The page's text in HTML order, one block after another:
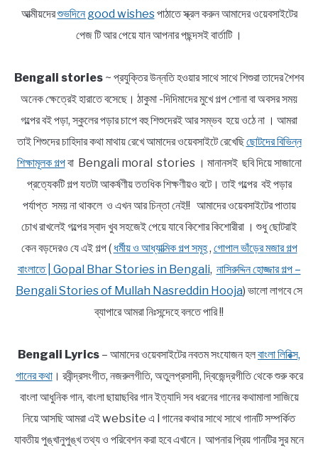
আত্মীয়দেরশুভদিনে good wishesপাঠাতে স্ক্রল করুন আমাদের ওয়েবসাইটের
পেজ টি আর পেয়ে যান আপনার পছন্দসই বার্তাটি ।
Bengali stories ~ প্রযুক্তির উন্নতি হওয়ার সাথে সাথে শিশুরা তাদের শৈশব
অনেক ক্ষেত্রেই হারাতে বসেছে। ঠাকুমা -দিদিমাদের মুখে গল্প শোনা বা অবসর সময়
গল্পের বই পড়া, স্কুলের পড়ার চাপে বহু শিশুদেরই আর সম্ভব হয়ে ওঠে না । আমরা
তাই শিশুদের চাহিদার কথা মাথায় রেখে আমাদের ওয়েবসাইটে রেখেছিছোটদের বিভিন্ন
শিক্ষামূলক গল্পবা Bengali moral stories । মানানসই ছবি দিয়ে সাজানো
প্রত্যেকটি গল্প যতটা আকর্ষণীয় ততধিক শিক্ষণীয়ও বটে। তাই গল্পের বই পড়ার
পর্যাপ্ত সময় না থাকলে ও এখন আর চিন্তা নেই!! আমাদের ওয়েবসাইটের পাতায়
চোখ রাখলেই গল্পের স্বাদ খুব সহজেই পেয়ে যাবে কিশোর কিশোরীরা । শুধু ছোটরাই
কেন বড়দেরও যে এই গল্প ( ধর্মীয় ও আধ্যাত্মিক গল্প সমূহ, গোপাল ভাঁড়ের মজার গল্প
বাংলাতে | Gopal Bhar Stories in Bengali, নাসিরুদ্দিন হোজ্জার গল্প –
Bengali Stories of Mullah Nasreddin Hooja) ভালো লাগবে সে
ব্যাপারে আমরা নিঃসন্দেহে বলতে পারি !!
Bengali Lyrics – আমাদের ওয়েবসাইটের নবতম সংযোজন হলবাংলা লিরিক্স,
গানের কথা। রবীন্দ্রসংগীত, নজরুলগীতি, অতুলপ্রসাদী, দ্বিজেন্দ্রগীতি থেকে শুরু করে
বাংলা আধুনিক গান, বাংলা ছায়াছবির গান ইত্যাদি সব ধরনের গানের কথামালা সাজিয়ে
নিয়ে আসছি আমরা এই website এ l গানের কথার সাথে সাথে গানটি সম্পর্কিত
যাবতীয় পুঙ্খানুপুঙ্খ তথ্য ও পরিবেশন করা হবে এখানে। আপনার প্রিয় গানটির সুর মনে